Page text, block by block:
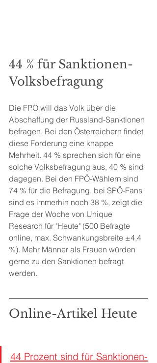
44 % für Sanktionen-
Volksbefragung
Die FPÖ will das Volk über die
Abschaffung der Russland-Sanktionen
befragen. Bei den Österreichern findet
diese Forderung eine knappe
Mehrheit. 44 % sprechen sich für eine
solche Volksbefragung aus, 40 % sind
dagegen. Bei den FPÖ-Wählern sind
74 % für die Befragung, bei SPÖ-Fans
sind es immerhin noch 38 %, zeigt die
Frage der Woche von Unique
Research für "Heute" (500 Befragte
online, max. Schwankungsbreite ±4,4
%). Mehr Männer als Frauen würden
gerne zu den Sanktionen befragt
werden.
Online-Artikel Heute
44 Prozent sind für Sanktionen-